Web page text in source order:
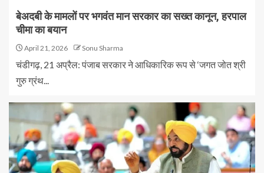
बेअदबी के मामलों पर भगवंत मान सरकार का सख्त कानून, हरपाल
चीमा का बयान
April 21, 2026 Sonu Sharma
चंडीगढ़, 21 अप्रैल: पंजाब सरकार ने आधिकारिक रूप से ‘जगत जोत श्री
गुरु ग्रंथ...